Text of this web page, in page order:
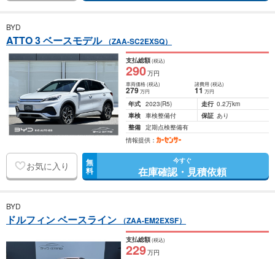
BYD
ATTO 3 ベースモデル （ZAA-SC2EXSQ）
支払総額(税込)
290万円
車両価格(税込)
279万円
諸費用 (税込)
11 万円
年式 2023(R5) 走行 0.2万km
車検 車検整備付 保証 あり
整備 定期点検整備有
情報提供：
お気に入り 無
料
今すぐ
在庫確認・見積依頼
BYD
ドルフィン ベースライン （ZAA-EM2EXSF）
支払総額(税込)
229万円